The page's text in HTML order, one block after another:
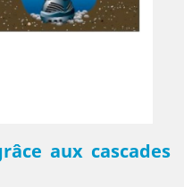
aux cascades